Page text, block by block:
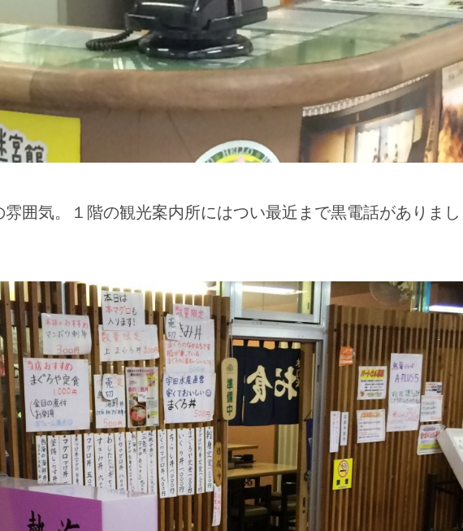
囲気。１階の観光案内所にはつい最近まで黒電話がありまし